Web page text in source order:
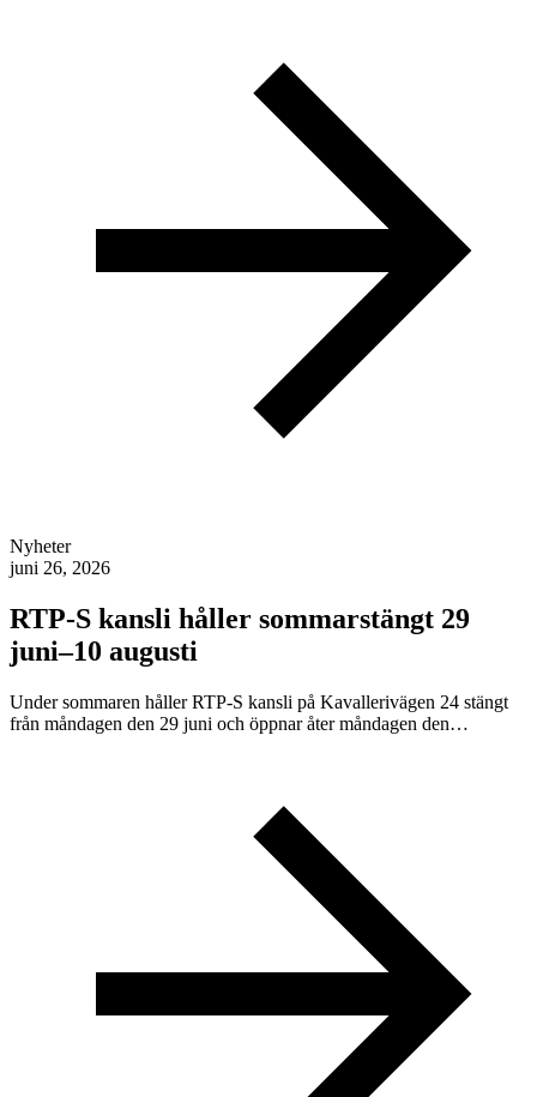
Nyheter
juni 26, 2026
RTP-S kansli håller sommarstängt 29
juni–10 augusti
Under sommaren håller RTP-S kansli på Kavallerivägen 24 stängt
från måndagen den 29 juni och öppnar åter måndagen den…